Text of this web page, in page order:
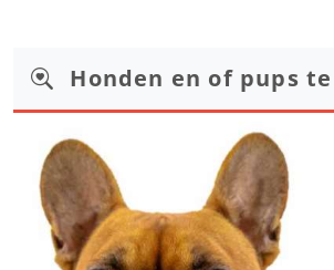
Honden en of pups